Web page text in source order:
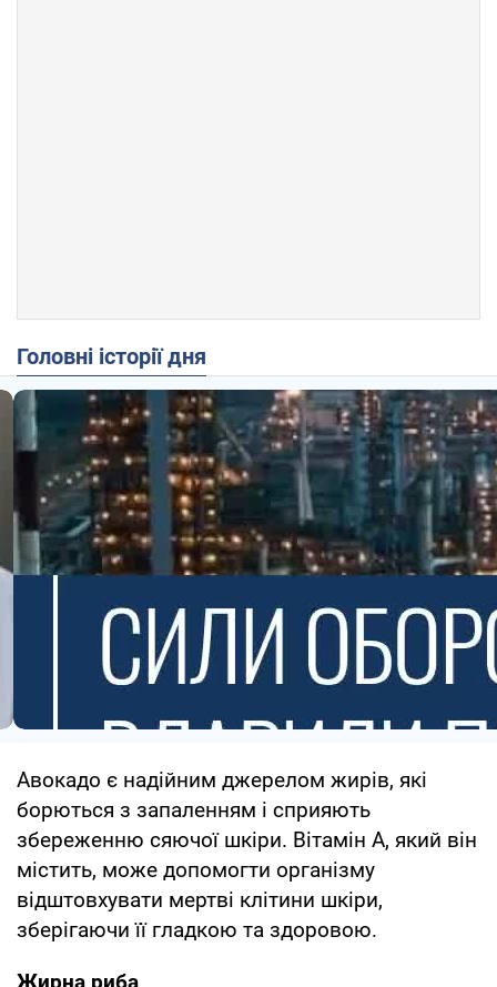
Головні історії дня
Авокадо є надійним джерелом жирів, які
борються з запаленням і сприяють
збереженню сяючої шкіри. Вітамін A, який він
містить, може допомогти організму
відштовхувати мертві клітини шкіри,
зберігаючи її гладкою та здоровою.
Жирна риба